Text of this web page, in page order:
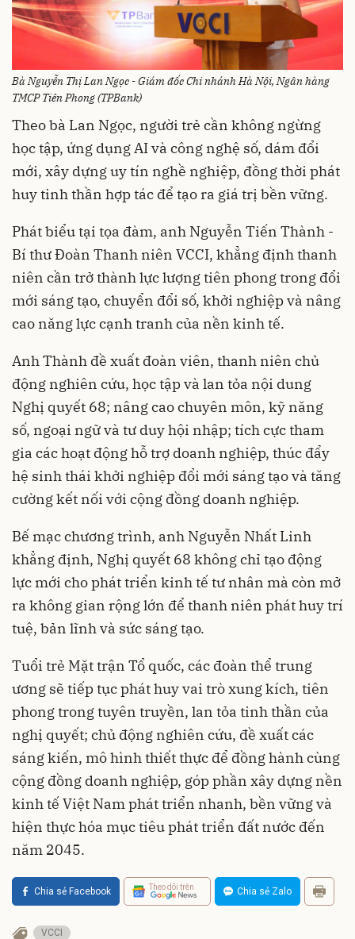
Bà Nguyễn Thị Lan Ngọc - Giám đốc Chi nhánh Hà Nội, Ngân hàng
TMCP Tiên Phong (TPBank)
Theo bà Lan Ngọc, người trẻ cần không ngừng
học tập, ứng dụng AI và công nghệ số, dám đổi
mới, xây dựng uy tín nghề nghiệp, đồng thời phát
huy tinh thần hợp tác để tạo ra giá trị bền vững.
Phát biểu tại tọa đàm, anh Nguyễn Tiến Thành -
Bí thư Đoàn Thanh niên VCCI, khẳng định thanh
niên cần trở thành lực lượng tiên phong trong đổi
mới sáng tạo, chuyển đổi số, khởi nghiệp và nâng
cao năng lực cạnh tranh của nền kinh tế.
Anh Thành đề xuất đoàn viên, thanh niên chủ
động nghiên cứu, học tập và lan tỏa nội dung
Nghị quyết 68; nâng cao chuyên môn, kỹ năng
số, ngoại ngữ và tư duy hội nhập; tích cực tham
gia các hoạt động hỗ trợ doanh nghiệp, thúc đẩy
hệ sinh thái khởi nghiệp đổi mới sáng tạo và tăng
cường kết nối với cộng đồng doanh nghiệp.
Bế mạc chương trình, anh Nguyễn Nhất Linh
khẳng định, Nghị quyết 68 không chỉ tạo động
lực mới cho phát triển kinh tế tư nhân mà còn mở
ra không gian rộng lớn để thanh niên phát huy trí
tuệ, bản lĩnh và sức sáng tạo.
Tuổi trẻ Mặt trận Tổ quốc, các đoàn thể trung
ương sẽ tiếp tục phát huy vai trò xung kích, tiên
phong trong tuyên truyền, lan tỏa tinh thần của
nghị quyết; chủ động nghiên cứu, đề xuất các
sáng kiến, mô hình thiết thực để đồng hành cùng
cộng đồng doanh nghiệp, góp phần xây dựng nền
kinh tế Việt Nam phát triển nhanh, bền vững và
hiện thực hóa mục tiêu phát triển đất nước đến
năm 2045.
Chia sẻ Facebook Theo dõi trên Chia sẻ Zalo
VCCI